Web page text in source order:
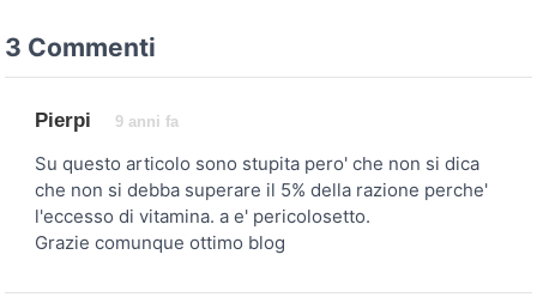
3 Commenti
Pierpi 9 anni fa
Su questo articolo sono stupita pero' che non si dica
che non si debba superare il 5% della razione perche'
l'eccesso di vitamina. a e' pericolosetto.
Grazie comunque ottimo blog